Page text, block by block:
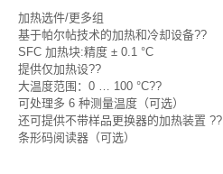
加热选件/更多组
基于帕尔帖技术的加热和冷却设备??
SFC 加热块:精度 ± 0.1 °C
提供仅加热设??
大温度范围：0 … 100 °C??
可处理多 6 种测量温度（可选）
还可提供不带样品更换器的加热装置 ??
条形码阅读器（可选）